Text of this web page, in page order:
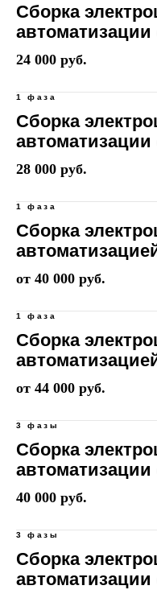
Сборка
автоматизации
24 000 руб.
1 фаза
Сборка
автоматизации
28 000 руб.
1 фаза
Сборка
от 40 000 руб.
1 фаза
Сборка
от 44 000 руб.
3 фазы
Сборка
автоматизации
40 000 руб.
3 фазы
Сборка
автоматизации